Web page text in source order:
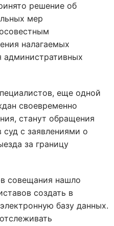
решение об
мер
налагаемых
административных
еще одной
своевременно
станут обращения
с заявлениями о
за границу
совещания нашло
создать в
базу данных.